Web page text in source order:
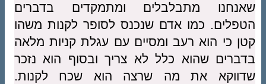
שאנחנו מתבלבלים ומתמקדים בדברים
הטפלים. כמו אדם שנכנס לסופר לקנות משהו
קטן כי הוא רעב ומסיים עם עגלת קניות מלאה
בדברים שהוא כלל לא צריך ובסוף הוא נזכר
שדווקא את מה שרצה הוא שכח לקנות.